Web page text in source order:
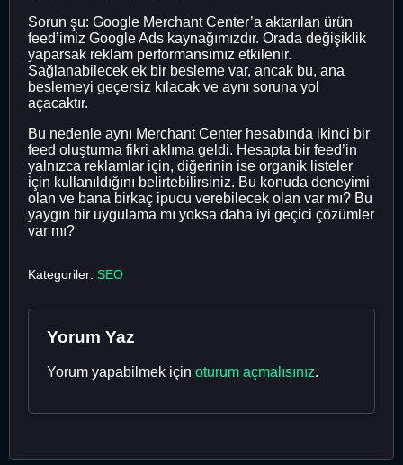
Sorun şu: Google Merchant Center’a aktarılan ürün
feed’imiz Google Ads kaynağımızdır. Orada değişiklik
yaparsak reklam performansımız etkilenir.
Sağlanabilecek ek bir besleme var, ancak bu, ana
beslemeyi geçersiz kılacak ve aynı soruna yol
açacaktır.
Bu nedenle aynı Merchant Center hesabında ikinci bir
feed oluşturma fikri aklıma geldi. Hesapta bir feed’in
yalnızca reklamlar için, diğerinin ise organik listeler
için kullanıldığını belirtebilirsiniz. Bu konuda deneyimi
olan ve bana birkaç ipucu verebilecek olan var mı? Bu
yaygın bir uygulama mı yoksa daha iyi geçici çözümler
var mı?
Kategoriler: SEO
Yorum Yaz
Yorum yapabilmek için oturum açmalısınız.